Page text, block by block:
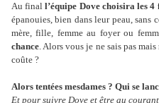
Au finall’équipe Dove choisira les 4
épanouies, bien dans leur peau, sans
mère, fille, femme au foyer ou
chance. Alors vous je ne sais pas
coûte ?
Alors tentées mesdames ? Qui se
Et pour suivre Dove et être au